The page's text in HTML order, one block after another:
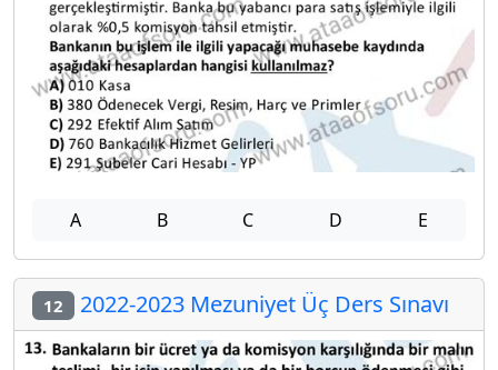
A B C D E
12 2022-2023 Mezuniyet Üç Ders Sınavı